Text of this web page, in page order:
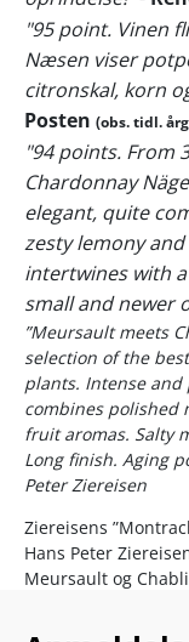
"95 point. Vinen
Næsen viser
citronskal, korn
Posten (obs. tidl.
"94 points. From
Chardonnay
elegant, quite
zesty lemony
intertwines with
small and newer
”Meursault meets
selection of the
plants. Intense
combines polished
fruit aromas. Salty
Long finish. Aging
Peter Ziereisen
Ziereisens
Hans Peter
Meursault og